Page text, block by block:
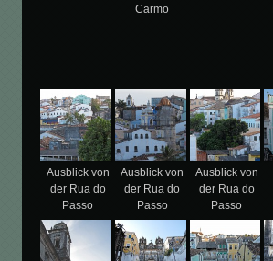
Carmo
Ausblick von
der Rua do
Passo
Ausblick von
der Rua do
Passo
Ausblick von
der Rua do
Passo